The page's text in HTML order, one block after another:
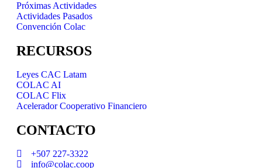
Próximas Actividades
Actividades Pasados
Convención Colac
RECURSOS
Leyes CAC Latam
COLAC AI
COLAC Flix
Acelerador Cooperativo Financiero
CONTACTO
+507 227-3322
info@colac.coop